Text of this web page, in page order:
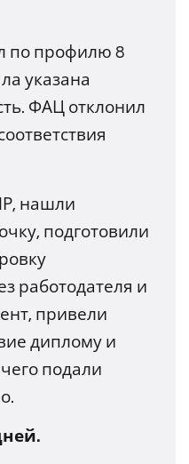
по профилю 8
указана
ФАЦ отклонил
нашли
подготовили
работодателя и
привели
диплому и
подали